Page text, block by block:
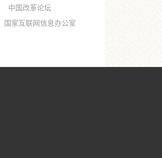
中国改革论坛
国家互联网信息办公室